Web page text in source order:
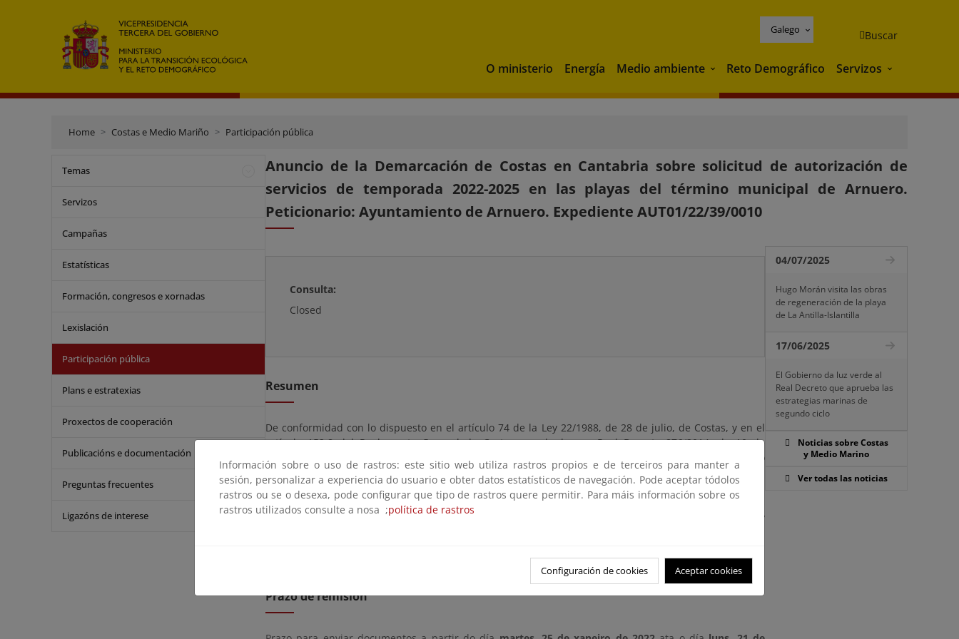
Galego Buscar
O ministerio Energía Medio ambiente Medio ambiente
Reto Demográfico Servizos Servizos
Home Costas e Medio Mariño Participación pública
Temas
Servizos
Campañas
Estatísticas
Formación, congresos e xornadas
Lexislación
Participación pública
Plans e estratexias
Proxectos de cooperación
Publicacións e documentación
Preguntas frecuentes
Ligazóns de interese
Anuncio de la Demarcación de Costas en Cantabria sobre solicitud de autorización de
servicios de temporada 2022-2025 en las playas del término municipal de Arnuero.
Peticionario: Ayuntamiento de Arnuero. Expediente AUT01/22/39/0010
Consulta:
Closed
Resumen
De conformidad con lo dispuesto en el artículo 74 de la Ley 22/1988, de 28 de julio, de Costas, y en el
artículo 152.8 del Reglamento General de Costas, aprobado por Real Decreto 876/2014, de 10 de
octubre, se somete a información pública la solicitud de autorización de referencia, efectuada por plazo
de cuatro años.
La solicitud estará a disposición de cualquier persona interesada durante un plazo de veinte (20) días
hábiles, contados a partir del día siguiente a aquel en que tenga lugar la publicación de este anuncio, y
En el plazo indicado, los interesados podrán presentar las alegaciones que estimen oportunas.
Prazo de remisión
04/07/2025
Hugo Morán visita las obras
de regeneración de la playa
de La Antilla-Islantilla
17/06/2025
El Gobierno da luz verde al
Real Decreto que aprueba las
estrategias marinas de
segundo ciclo
Noticias sobre Costas
y Medio Marino
Ver todas las noticias
Información sobre o uso de rastros: este sitio web utiliza rastros propios e de terceiros para manter a
sesión, personalizar a experiencia do usuario e obter datos estatísticos de navegación. Pode aceptar tódolos
rastros ou se o desexa, pode configurar que tipo de rastros quere permitir. Para máis información sobre os
rastros utilizados consulte a nosa ;política de rastros
Configuración de cookies Aceptar cookies